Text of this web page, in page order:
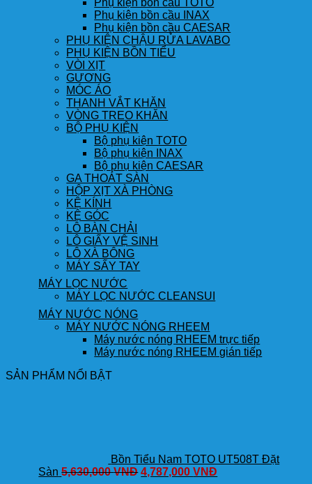
Phụ kiện bồn cầu TOTO
Phụ kiện bồn cầu INAX
Phụ kiện bồn cầu CAESAR
PHỤ KIỆN CHẬU RỬA LAVABO
PHỤ KIỆN BỒN TIỂU
VÒI XỊT
GƯƠNG
MÓC ÁO
THANH VẮT KHĂN
VÒNG TREO KHĂN
BỘ PHỤ KIỆN
Bộ phụ kiện TOTO
Bộ phụ kiện INAX
Bộ phụ kiện CAESAR
GA THOÁT SÀN
HỘP XỊT XÀ PHÒNG
KỆ KÍNH
KỆ GÓC
LÔ BÀN CHẢI
LÔ GIẤY VỆ SINH
LÔ XÀ BÔNG
MÁY SẤY TAY
MÁY LỌC NƯỚC
MÁY LỌC NƯỚC CLEANSUI
MÁY NƯỚC NÓNG
MÁY NƯỚC NÓNG RHEEM
Máy nước nóng RHEEM trực tiếp
Máy nước nóng RHEEM gián tiếp
SẢN PHẨM NỔI BẬT
Bồn Tiểu Nam TOTO UT508T Đặt
Sàn 5,630,000VNĐ 4,787,000VNĐ